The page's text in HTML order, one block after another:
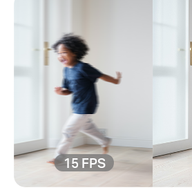
15 FPS